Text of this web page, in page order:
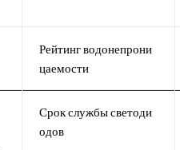
Рейтинг водонепрони
цаемости
Срок службы светоди
одов